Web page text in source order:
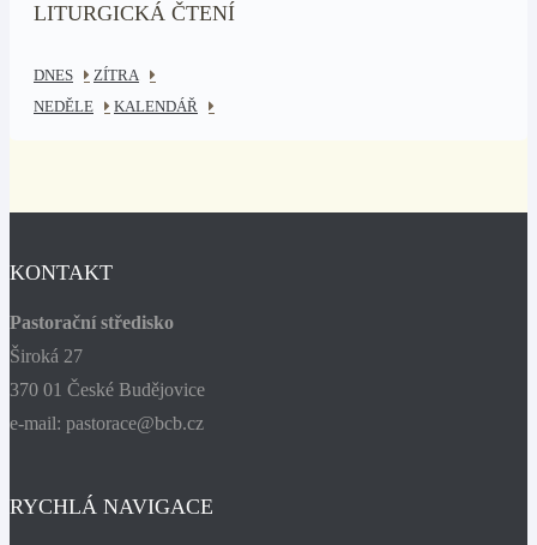
LITURGICKÁ ČTENÍ
DNES
ZÍTRA
NEDĚLE
KALENDÁŘ
KONTAKT
Pastorační středisko
Široká 27
370 01 České Budějovice
e-mail: pastorace@bcb.cz
RYCHLÁ NAVIGACE